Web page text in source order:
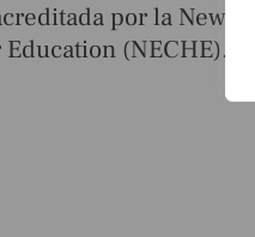
por la New
(NECHE).